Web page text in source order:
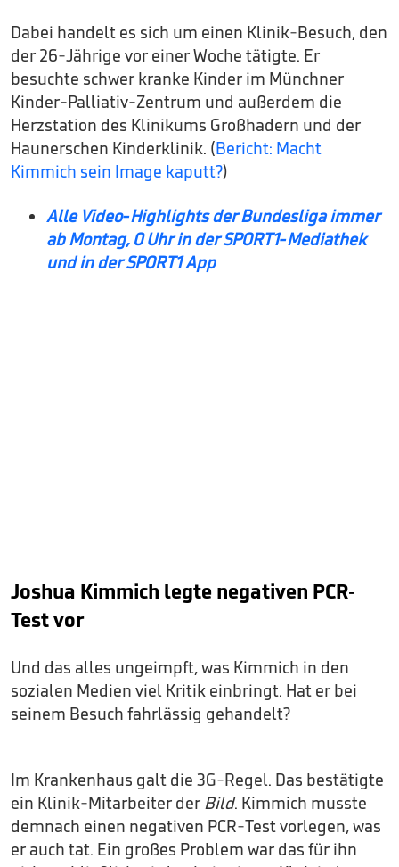
Dabei handelt es sich um einen Klinik-Besuch, den
der 26-Jährige vor einer Woche tätigte. Er
besuchte schwer kranke Kinder im Münchner
Kinder-Palliativ-Zentrum und außerdem die
Herzstation des Klinikums Großhadern und der
Haunerschen Kinderklinik. (Bericht: Macht
Kimmich sein Image kaputt?)
Alle Video-Highlights der Bundesliga immer
ab Montag, 0 Uhr in der SPORT1-Mediathek
und in der SPORT1 App
Joshua Kimmich legte negativen PCR-
Test vor
Und das alles ungeimpft, was Kimmich in den
sozialen Medien viel Kritik einbringt. Hat er bei
seinem Besuch fahrlässig gehandelt?
Im Krankenhaus galt die 3G-Regel. Das bestätigte
ein Klinik-Mitarbeiter der Bild. Kimmich musste
demnach einen negativen PCR-Test vorlegen, was
er auch tat. Ein großes Problem war das für ihn